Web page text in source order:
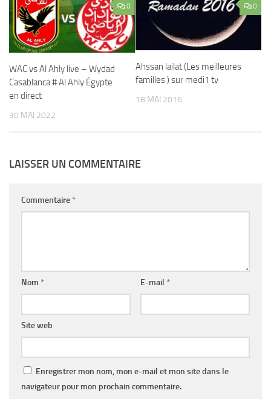
0
WAC vs Al Ahly live – Wydad
Casablanca # Al Ahly Égypte
en direct
30 MAI 2022
0
Ahssan lailat (Les meilleures
familles ) sur medi1 tv
18 MAI 2016
LAISSER UN COMMENTAIRE
Commentaire*
Nom * E-mail *
Site web
Enregistrer mon nom, mon e-mail et mon site dans le
navigateur pour mon prochain commentaire.